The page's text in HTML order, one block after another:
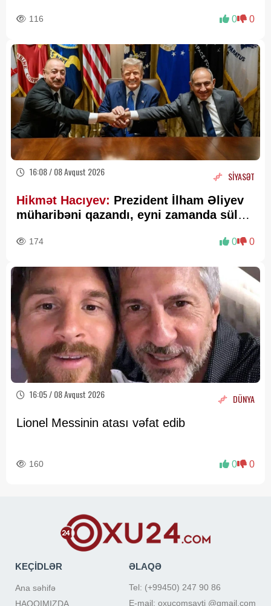
116 0 0
16:08 / 08 Avqust 2026 SİYASƏT
Hikmət Hacıyev: Prezident İlham Əliyev
müharibəni qazandı, eyni zamanda sülhü
174 0 0
16:05 / 08 Avqust 2026 DÜNYA
Lionel Messinin atası vəfat edib
160 0 0
KEÇİDLƏR
Ana səhifə
HAQQIMIZDA
ƏLAQƏ
Tel: (+99450) 247 90 86
E-mail: oxucomsayti @gmail.com